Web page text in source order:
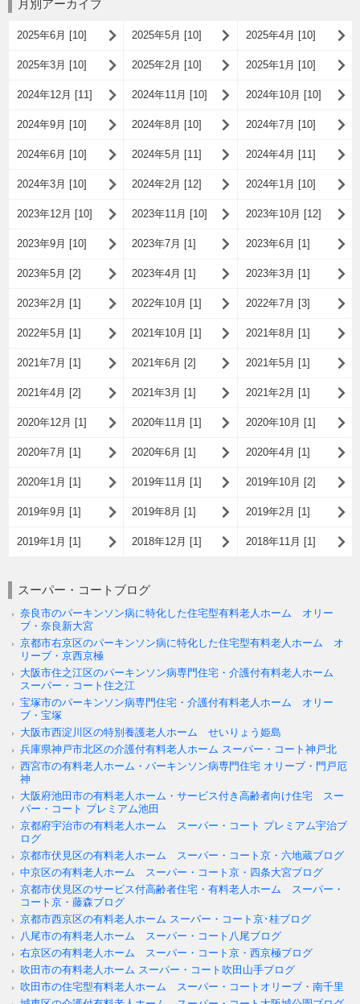
月別アーカイブ
2025年6月 [10] 2025年5月 [10] 2025年4月 [10]
2025年3月 [10] 2025年2月 [10] 2025年1月 [10]
2024年12月 [11] 2024年11月 [10] 2024年10月 [10]
2024年9月 [10] 2024年8月 [10] 2024年7月 [10]
2024年6月 [10] 2024年5月 [11] 2024年4月 [11]
2024年3月 [10] 2024年2月 [12] 2024年1月 [10]
2023年12月 [10] 2023年11月 [10] 2023年10月 [12]
2023年9月 [10] 2023年7月 [1] 2023年6月 [1]
2023年5月 [2] 2023年4月 [1] 2023年3月 [1]
2023年2月 [1] 2022年10月 [1] 2022年7月 [3]
2022年5月 [1] 2021年10月 [1] 2021年8月 [1]
2021年7月 [1] 2021年6月 [2] 2021年5月 [1]
2021年4月 [2] 2021年3月 [1] 2021年2月 [1]
2020年12月 [1] 2020年11月 [1] 2020年10月 [1]
2020年7月 [1] 2020年6月 [1] 2020年4月 [1]
2020年1月 [1] 2019年11月 [1] 2019年10月 [2]
2019年9月 [1] 2019年8月 [1] 2019年2月 [1]
2019年1月 [1] 2018年12月 [1] 2018年11月 [1]
スーパー・コートブログ
奈良市のパーキンソン病に特化した住宅型有料老人ホーム オリー
ブ・奈良新大宮
京都市右京区のパーキンソン病に特化した住宅型有料老人ホーム オ
リーブ・京西京極
大阪市住之江区のパーキンソン病専門住宅・介護付有料老人ホーム
スーパー・コート住之江
宝塚市のパーキンソン病専門住宅・介護付有料老人ホーム オリー
ブ・宝塚
大阪市西淀川区の特別養護老人ホーム せいりょう姫島
兵庫県神戸市北区の介護付有料老人ホーム スーパー・コート神戸北
西宮市の有料老人ホーム・パーキンソン病専門住宅 オリーブ・門戸厄
神
大阪府池田市の有料老人ホーム・サービス付き高齢者向け住宅 スー
パー・コート プレミアム池田
京都府宇治市の有料老人ホーム スーパー・コート プレミアム宇治ブ
ログ
京都市伏見区の有料老人ホーム スーパー・コート京・六地蔵ブログ
中京区の有料老人ホーム スーパー・コート京・四条大宮ブログ
京都市伏見区のサービス付高齢者住宅・有料老人ホーム スーパー・
コート京・藤森ブログ
京都市西京区の有料老人ホーム スーパー・コート京･桂ブログ
八尾市の有料老人ホーム スーパー・コート八尾ブログ
右京区の有料老人ホーム スーパー・コート京・西京極ブログ
吹田市の有料老人ホーム スーパー・コート吹田山手ブログ
吹田市の住宅型有料老人ホーム スーパー・コートオリーブ・南千里